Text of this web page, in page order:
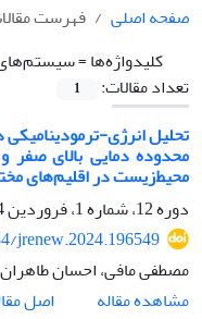
صفحه اصلی
فهرست
کلیدواژه‌ها =
تعداد مقالات:
1
تحلیل انرژی-
محدوده دمایی بالای صفر
محیط‌زیست در اقلیم‌های
دوره 12، شماره 1، فروردین 1404، صفحه
jrenew.2024.196549
مصطفی مافی، احسان
مشاهده مقاله
اصل